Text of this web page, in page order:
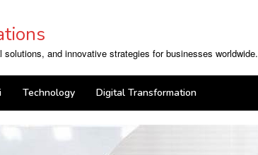
and innovative strategies for businesses worldwide.
Technology Digital Transformation